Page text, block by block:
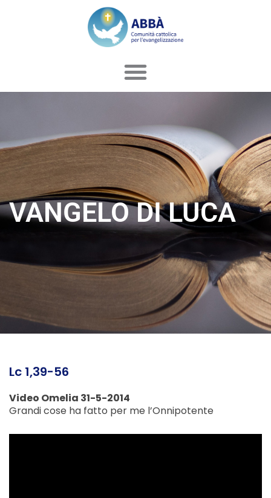
VANGELO DI LUCA
Lc 1,39-56
Video Omelia 31-5-2014
Grandi cose ha fatto per me l’Onnipotente